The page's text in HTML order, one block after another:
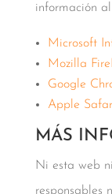
información
Microsoft
Mozilla
Google
Apple
MÁS
Ni esta web
responsables